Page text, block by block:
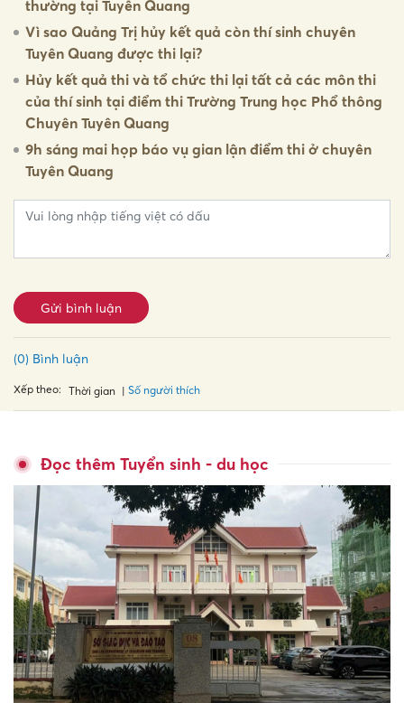
thường tại Tuyên Quang
Vì sao Quảng Trị hủy kết quả còn thí sinh chuyên
Tuyên Quang được thi lại?
Hủy kết quả thi và tổ chức thi lại tất cả các môn thi
của thí sinh tại điểm thi Trường Trung học Phổ thông
Chuyên Tuyên Quang
9h sáng mai họp báo vụ gian lận điểm thi ở chuyên
Tuyên Quang
Gửi bình luận
(0) Bình luận
Xếp theo: Thời gian Số người thích
Đọc thêm Tuyển sinh - du học